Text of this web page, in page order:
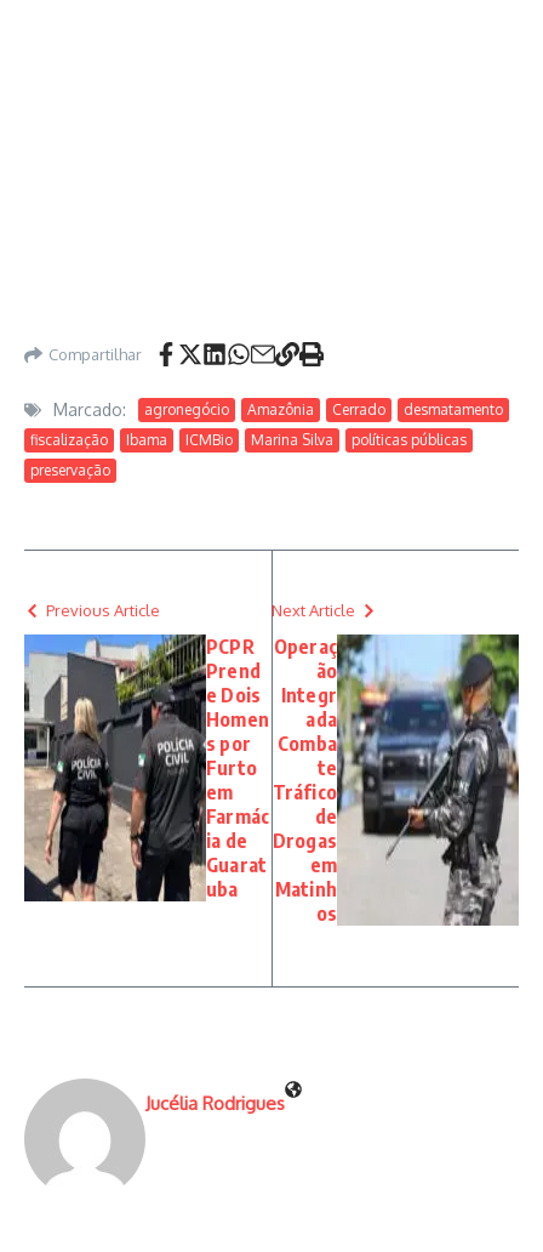
Compartilhar
Marcado: agronegócio Amazônia Cerrado
desmatamento
fiscalização
Ibama ICMBio Marina Silva
políticas públicas
preservação
Previous Article
PCPR
Prend
e Dois
Homen
s por
Furto
em
Farmác
ia de
Guarat
uba
Next Article
Operaç
ão
Integr
ada
Comba
te
Tráfico
de
Drogas
em
Matinh
os
Jucélia Rodrigues